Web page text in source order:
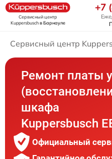
Сервисный центр
Kuppersbuschв Барнауле
+7
Сервисный центр
Ремонт платы
шкафа
Kuppersbusch
Официальный